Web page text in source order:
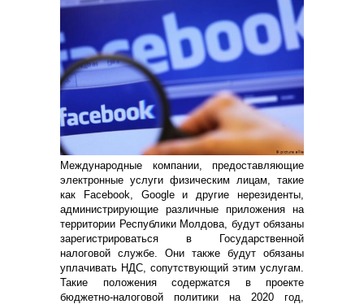
Международные компании, предоставляющие
электронные услуги физическим лицам, такие
как Facebook, Google и другие нерезиденты,
администрирующие различные приложения на
территории Республики Молдова, будут обязаны
зарегистрироваться в Государственной
налоговой службе. Они также будут обязаны
уплачивать НДС, сопутствующий этим услугам.
Такие положения содержатся в проекте
бюджетно-налоговой политики на 2020 год,